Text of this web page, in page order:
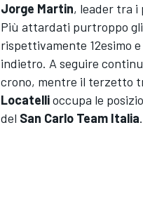
Jorge Martin, leader tra i
Più attardati purtroppo
rispettivamente 12esimo e
indietro. A seguire
crono, mentre il terzetto
Locatellioccupa le
del San Carlo Team Italia.